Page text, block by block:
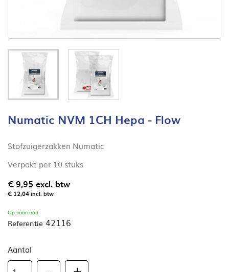
Numatic NVM 1CH Hepa - Flow
Stofzuigerzakken Numatic
Verpakt per 10 stuks
€ 9,95 excl. btw
€ 12,04incl. btw
Op voorraad
Referentie 42116
Aantal